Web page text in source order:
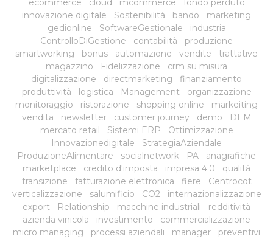
ecommerce
cloud mcommerce
fondo perduto
innovazione digitale
Sostenibilità bando
marketing
gedionline
SoftwareGestionale
industria
ControlloDiGestione
contabilità
produzione
smartworking
bonus automazione vendite
trattative
magazzino
Fidelizzazione
crm su misura
digitalizzazione
directmarketing
finanziamento
produttività
logistica Management
organizzazione
monitoraggio
ristorazione shopping online
markeiting
vendita
newsletter customer journey demo
DEM
mercato retail
Sistemi ERP
Ottimizzazione
Innovazionedigitale
StrategiaAziendale
ProduzioneAlimentare
socialnetwork PA
anagrafiche
marketplace
credito d'imposta impresa 4.0
qualità
transizione
fatturazione elettronica fiere
Centrocot
verticalizzazione
salumificio CO2
internazionalizzazione
export
Relationship macchine industriali
redditività
azienda vinicola
investimento
commercializzazione
micro managing
processi aziendali manager
preventivi